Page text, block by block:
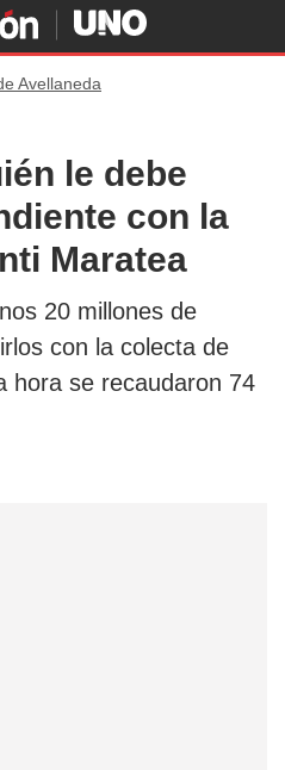
Avellaneda
le debe
con la
Maratea
20 millones de
con la colecta de
hora se recaudaron 74